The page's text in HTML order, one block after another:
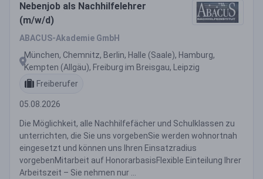
Nebenjob als Nachhilfelehrer
(m/w/d)
ABACUS-Akademie GmbH
München, Chemnitz, Berlin, Halle (Saale), Hamburg,
Kempten (Allgäu), Freiburg im Breisgau, Leipzig
Freiberufer
05.08.2026
Die Möglichkeit, alle Nachhilfefächer und Schulklassen zu
unterrichten, die Sie uns vorgebenSie werden wohnortnah
eingesetzt und können uns Ihren Einsatzradius
vorgebenMitarbeit auf HonorarbasisFlexible Einteilung Ihrer
Arbeitszeit – Sie nehmen nur ...